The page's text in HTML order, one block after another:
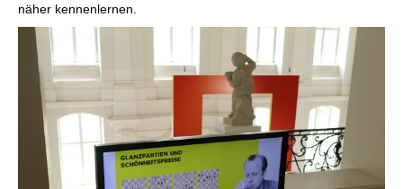
näher kennenlernen.